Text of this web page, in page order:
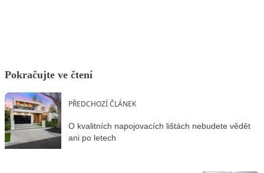
Pokračujte ve čtení
PŘEDCHOZÍ ČLÁNEK
O kvalitních napojovacích lištách nebudete vědět
ani po letech